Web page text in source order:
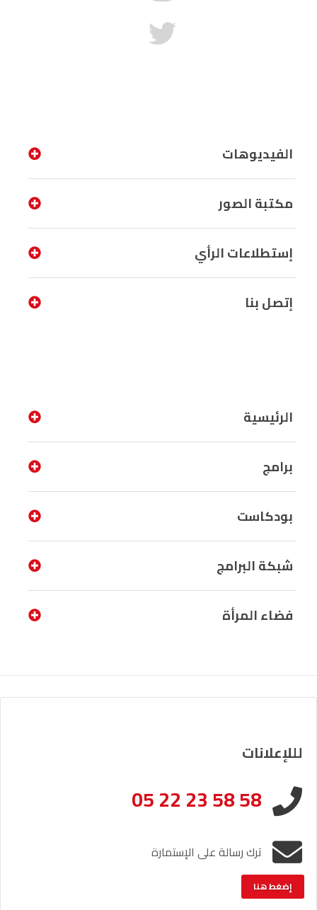
الفيديوهات
مكتبة الصور
إستطلاعات الرأي
إتصل بنا
الرئيسية
برامج
بودكاست
شبكة البرامج
فضاء المرأة
لللإعلانات
05 22 23 58 58
ترك رسالة على الإستمارة
إضغط هنا